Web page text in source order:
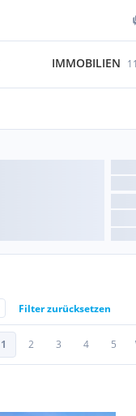
IMMOBILIEN
Filter zurücksetzen
1 2 3 4 5